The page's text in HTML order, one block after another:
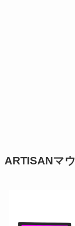
ARTISANマ